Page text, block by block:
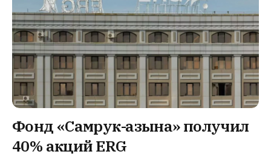
Фонд «Самрук-Қазына» получил
40% акций ERG